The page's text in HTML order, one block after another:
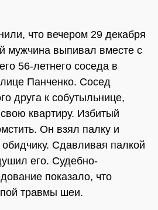
что вечером 29 декабря
мужчина выпивал вместе с
56-летнего соседа в
Панченко. Сосед
друга к собутыльнице,
квартиру. Избитый
Он взял палку и
Сдавливая палкой
его. Судебно-
показало, что
травмы шеи.